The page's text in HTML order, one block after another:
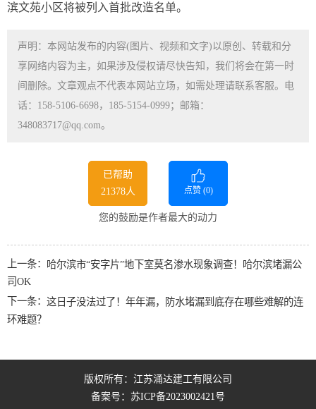
滨文苑小区将被列入首批改造名单。
声明：本网站发布的内容(图片、视频和文字)以原创、转载和分
享网络内容为主，如果涉及侵权请尽快告知，我们将会在第一时
间删除。文章观点不代表本网站立场，如需处理请联系客服。电
话：158-5106-6698，185-5154-0999；邮箱：
348083717@qq.com。
已帮助
21378人
点赞 (0)
您的鼓励是作者最大的动力
上一条： 哈尔滨市“安字片”地下室莫名渗水现象调查！哈尔滨堵漏公
司OK
下一条： 这日子没法过了！年年漏，防水堵漏到底存在哪些难解的连
环难题？
版权所有：江苏涌达建工有限公司
备案号： 苏ICP备2023002421号